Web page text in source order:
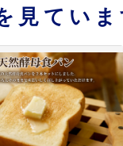
見ていま